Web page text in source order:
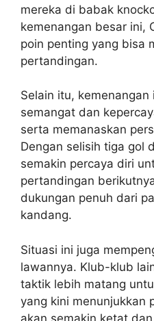
mereka di babak
kemenangan besar ini,
poin penting yang bisa
pertandingan.
Selain itu, kemenangan
semangat dan
serta memanaskan
Dengan selisih tiga gol
semakin percaya diri
pertandingan
dukungan penuh dari
kandang.
Situasi ini juga
lawannya. Klub-klub
taktik lebih matang
yang kini menunjukkan
akan semakin ketat